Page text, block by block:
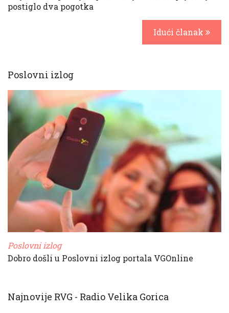
postiglo dva pogotka
Idući članak
Poslovni izlog
Poslovni izlog
Dobro došli u Poslovni izlog portala VGOnline
Najnovije RVG - Radio Velika Gorica